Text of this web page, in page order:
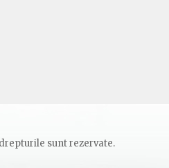
sunt rezervate.